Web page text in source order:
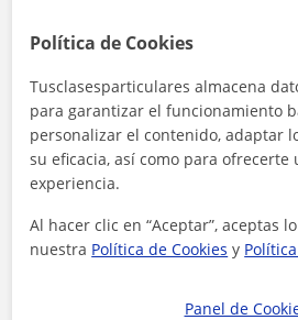
Política de Cookies
Tusclasesparticulares almacena
para garantizar el funcionamiento
personalizar el contenido, adaptar
su eficacia, así como para ofrecerte
experiencia.
Al hacer clic en “Aceptar”, aceptas
nuestra Política de Cookies y
Panel de